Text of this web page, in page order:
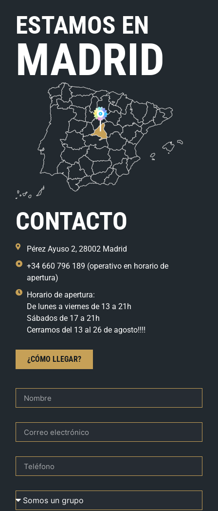
ESTAMOS EN
MADRID
CONTACTO
Pérez Ayuso 2, 28002 Madrid
+34 660 796 189 (operativo en horario de
apertura)
Horario de apertura:
De lunes a viernes de 13 a 21h
Sábados de 17 a 21h
Cerramos del 13 al 26 de agosto!!!!
¿CÓMO LLEGAR?